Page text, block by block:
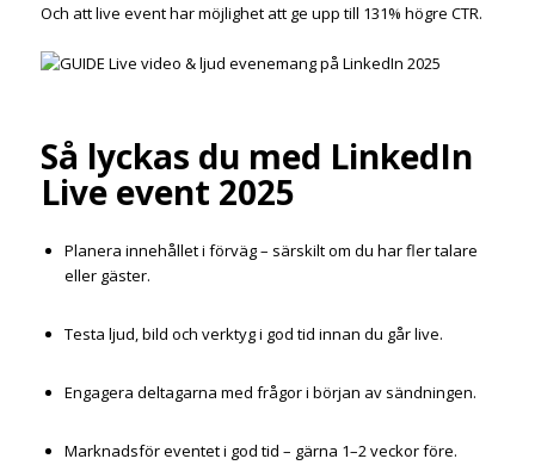
Och att live event har möjlighet att ge upp till 131% högre CTR.
Så lyckas du med LinkedIn
Live event 2025
Planera innehållet i förväg – särskilt om du har fler talare
eller gäster.
Testa ljud, bild och verktyg i god tid innan du går live.
Engagera deltagarna med frågor i början av sändningen.
Marknadsför eventet i god tid – gärna 1–2 veckor före.